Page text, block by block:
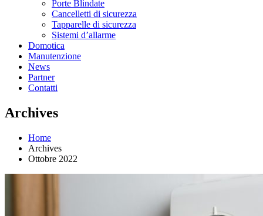
Porte Blindate
Cancelletti di sicurezza
Tapparelle di sicurezza
Sistemi d’allarme
Domotica
Manutenzione
News
Partner
Contatti
Archives
Home
Archives
Ottobre 2022